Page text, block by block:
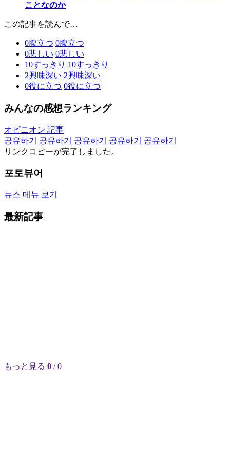
ことなのか
この記事を読んで…
0腹立つ 0腹立つ
0悲しい 0悲しい
10すっきり 10すっきり
2興味深い 2興味深い
0役に立つ 0役に立つ
みんなの感想ランキング
オピニオン 記事
공유하기
공유하기 공유하기 공유하기
공유하기
リンクコピーが完了しました。
포토뷰어
뉴스 메뉴 보기
最新記事
もっと見る 0 / 0